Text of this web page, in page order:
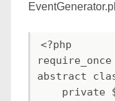
<?php
abstract
private